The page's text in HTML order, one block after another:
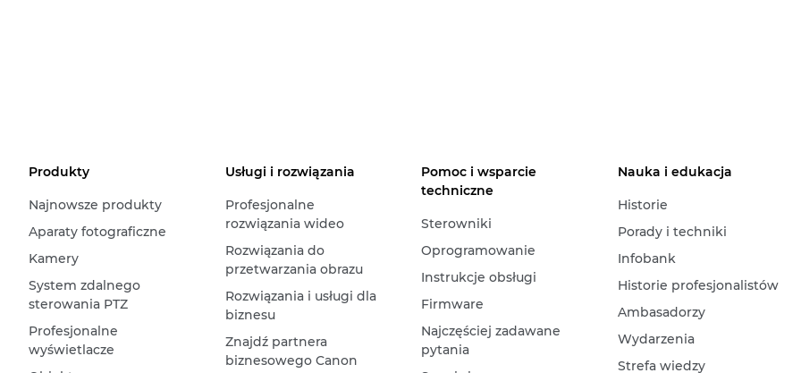
Produkty
Najnowsze produkty
Aparaty fotograficzne
Kamery
System zdalnego
sterowania PTZ
Profesjonalne
wyświetlacze
Usługi i rozwiązania
Profesjonalne
rozwiązania wideo
Rozwiązania do
przetwarzania obrazu
Rozwiązania i usługi dla
biznesu
Znajdź partnera
biznesowego Canon
Pomoc i wsparcie
techniczne
Sterowniki
Oprogramowanie
Instrukcje obsługi
Firmware
Najczęściej zadawane
pytania
Nauka i edukacja
Historie
Porady i techniki
Infobank
Historie profesjonalistów
Ambasadorzy
Wydarzenia
Strefa wiedzy